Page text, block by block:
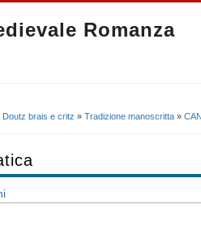
Romanza
Doutz brais e critz » Tradizione manoscritta »